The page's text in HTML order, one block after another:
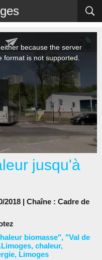
jusqu'à
2018 | Chaîne : Cadre de
biomasse", "Val de
, chaleur,
, Limoges